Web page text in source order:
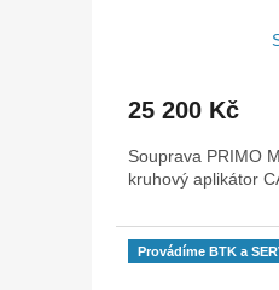
25 200 Kč
Souprava PRIMO
kruhový aplikátor
Provádíme BTK a